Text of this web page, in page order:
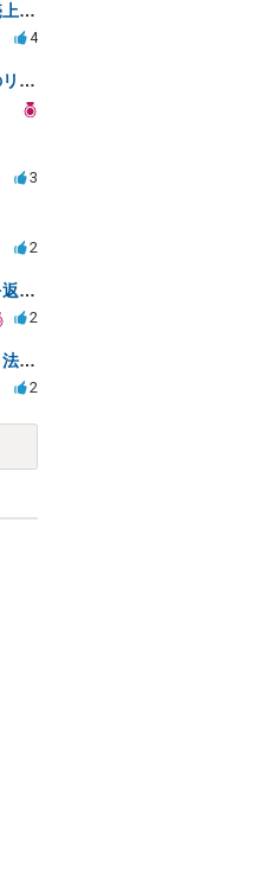
ネットでの誹謗中傷によるコミケ売上減少、損害賠償は可能か？
4
誹謗中傷に該当するかと開示請求のリスクを知りたい
3
2
内容証明郵便に対して自身の考えを返答しなければなりませんか？
2
SNSでの誹謗中傷と金銭トラブル、法的対応の相談
2